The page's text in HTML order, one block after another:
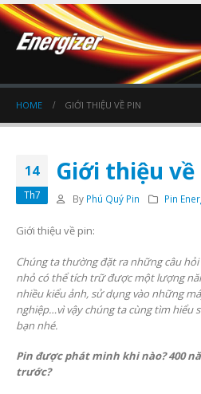
HOME GIỚI THIỆU VỀ PIN
14
Th7
Giới thiệu về
By Phú Quý Pin Pin
Giới thiệu về pin:
Chúng ta thường đặt ra những câu
nhỏ có thể tích trữ được một lượng
nhiều kiểu ảnh, sử dụng vào những
nghiệp…vì vậy chúng ta cùng tìm hiểu
bạn nhé.
Pin được phát minh khi nào? 400
trước?